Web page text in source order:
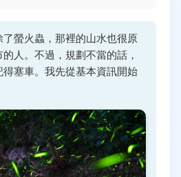
螢火蟲，那裡的山水也很原
人。不過，規劃不當的話，
塞車。我先從基本資訊開始